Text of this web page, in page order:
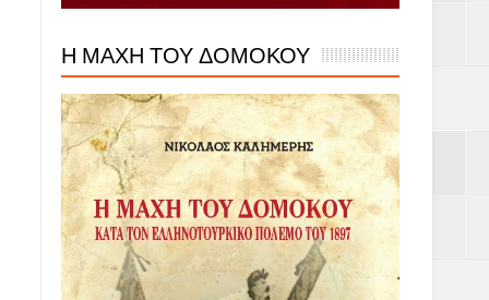
Η ΜΑΧΗ ΤΟΥ ΔΟΜΟΚΟΥ